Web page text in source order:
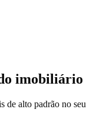
imobiliário
de alto padrão no seu